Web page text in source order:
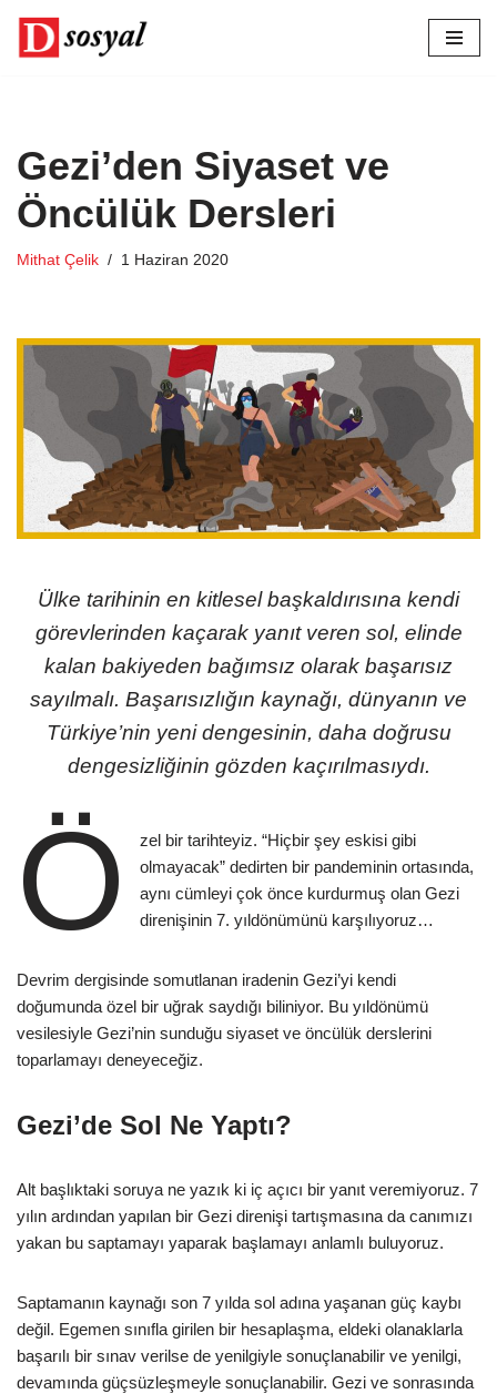
İçeriğe
Gezi’den Siyaset ve
Öncülük Dersleri
Mithat Çelik 1 Haziran 2020
Ülke tarihinin en kitlesel başkaldırısına kendi
görevlerinden kaçarak yanıt veren sol, elinde
kalan bakiyeden bağımsız olarak başarısız
sayılmalı. Başarısızlığın kaynağı, dünyanın ve
Türkiye’nin yeni dengesinin, daha doğrusu
dengesizliğinin gözden kaçırılmasıydı.
Ö
zel bir tarihteyiz. “Hiçbir şey eskisi gibi
olmayacak” dedirten bir pandeminin ortasında,
aynı cümleyi çok önce kurdurmuş olan Gezi
direnişinin 7. yıldönümünü karşılıyoruz…
Devrim dergisinde somutlanan iradenin Gezi’yi kendi
doğumunda özel bir uğrak saydığı biliniyor. Bu yıldönümü
vesilesiyle Gezi’nin sunduğu siyaset ve öncülük derslerini
toparlamayı deneyeceğiz.
Gezi’de Sol Ne Yaptı?
Alt başlıktaki soruya ne yazık ki iç açıcı bir yanıt veremiyoruz. 7
yılın ardından yapılan bir Gezi direnişi tartışmasına da canımızı
yakan bu saptamayı yaparak başlamayı anlamlı buluyoruz.
Saptamanın kaynağı son 7 yılda sol adına yaşanan güç kaybı
değil. Egemen sınıfla girilen bir hesaplaşma, eldeki olanaklarla
başarılı bir sınav verilse de yenilgiyle sonuçlanabilir ve yenilgi,
devamında güçsüzleşmeyle sonuçlanabilir. Gezi ve sonrasında